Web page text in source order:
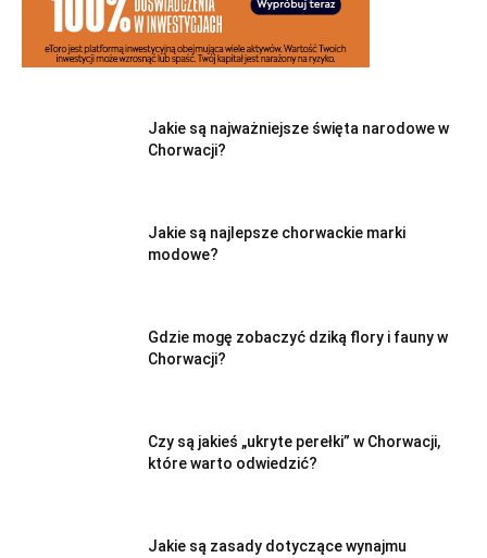
Jakie są najważniejsze święta narodowe w
Chorwacji?
Jakie są najlepsze chorwackie marki
modowe?
Gdzie mogę zobaczyć dziką flory i fauny w
Chorwacji?
Czy są jakieś „ukryte perełki” w Chorwacji,
które warto odwiedzić?
Jakie są zasady dotyczące wynajmu